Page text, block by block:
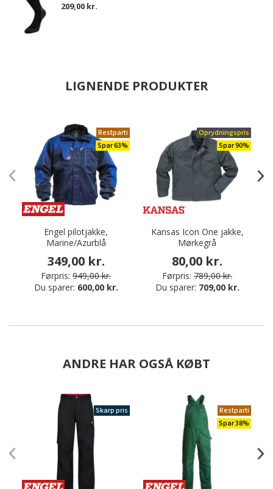
209,00 kr.
LIGNENDE PRODUKTER
Restparti
Spar 63%
Engel pilotjakke,
Marine/Azurblå
349,00 kr.
Førpris: 949,00 kr.
Du sparer: 600,00 kr.
Oprydningspris
Spar 90%
Kansas Icon One jakke,
Mørkegrå
80,00 kr.
Førpris: 789,00 kr.
Du sparer: 709,00 kr.
ANDRE HAR OGSÅ KØBT
Skarp pris
Restparti
Spar 38%